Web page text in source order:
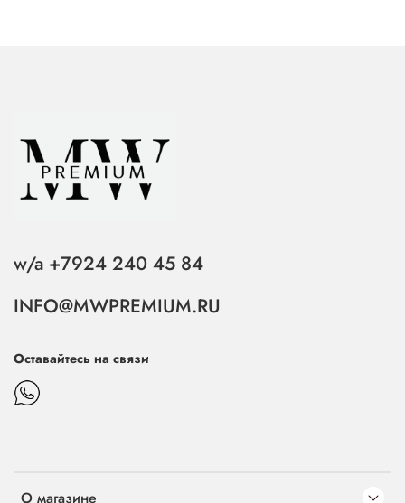
О магазине
w/a +7924 240 45 84
INFO@MWPREMIUM.RU
Оставайтесь на связи